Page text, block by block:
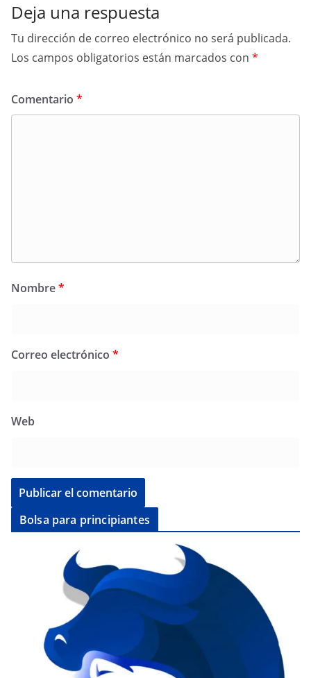
Deja una respuesta
Tu dirección de correo electrónico no será publicada.
Los campos obligatorios están marcados con *
Comentario *
Nombre*
Correo electrónico *
Web
Bolsa para principiantes